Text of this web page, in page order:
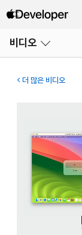
비디오
열기
더 많은 비디오